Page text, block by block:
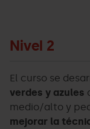
Nivel 2
El curso se
verdes y azules
medio/alto y
mejorar la